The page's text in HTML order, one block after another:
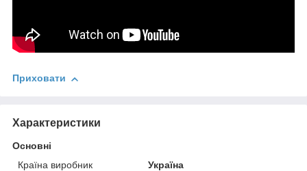
Приховати
Характеристики
Основні
Країна виробник
Україна